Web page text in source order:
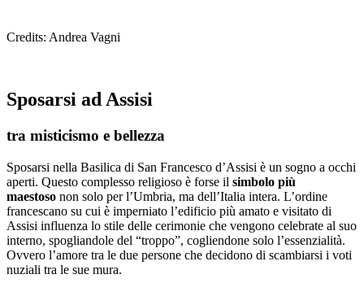
Credits: Andrea Vagni
Sposarsi ad Assisi
tra misticismo e bellezza
Sposarsi nella Basilica di San Francesco d’Assisi è un sogno a occhi
aperti. Questo complesso religioso è forse il simbolo più
maestoso non solo per l’Umbria, ma dell’Italia intera. L’ordine
francescano su cui è imperniato l’edificio più amato e visitato di
Assisi influenza lo stile delle cerimonie che vengono celebrate al suo
interno, spogliandole del “troppo”, cogliendone solo l’essenzialità.
Ovvero l’amore tra le due persone che decidono di scambiarsi i voti
nuziali tra le sue mura.